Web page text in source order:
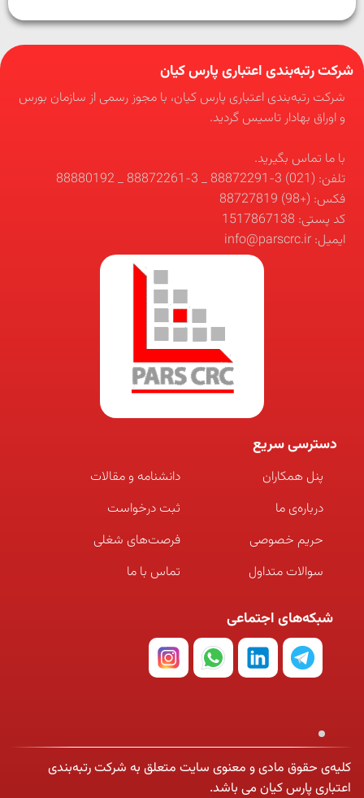
شرکت رتبه‌بندی اعتباری پارس کیان
شرکت رتبه‌بندی اعتباری پارس کیان، با مجوز رسمی از سازمان بورس
و اوراق بهادار تاسیس گردید.
با ما تماس بگیرید.
تلفن: (021) 3-88872291 _ 3-88872261 _ 88880192
فکس: (+98) 88727819
کد پستی: 1517867138
ایمیل: info@parscrc.ir
دسترسی سریع
پنل همکاران
درباره‌ی ما
حریم خصوصی
سوالات متداول
دانشنامه و مقالات
ثبت درخواست
فرصت‌های شغلی
تماس با ما
شبکه‌های اجتماعی
کلیه‌ی حقوق مادی و معنوی سایت متعلق به شرکت رتبه‌بندی
اعتباری پارس کیان می باشد.